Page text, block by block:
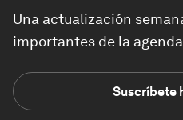
Una actualización
importantes de la
Suscríbete